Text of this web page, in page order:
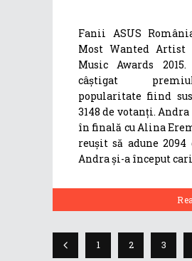
Fanii ASUS
Most Wanted Artist
Music Awards
câștigat
popularitate fiind
3148 de votanți.
în finală cu Alina
reușit să adune 2094
Andra și-a început
1 2 3